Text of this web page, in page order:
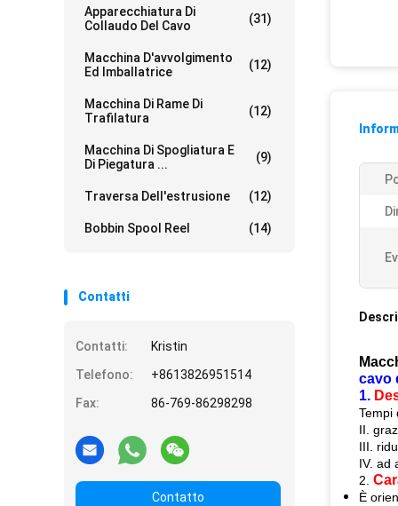
Apparecchiatura Di
Collaudo Del Cavo
(31)
Macchina D'avvolgimento
Ed Imballatrice
(12)
Macchina Di Rame Di
Trafilatura
(12)
Macchina Di Spogliatura E
Di Piegatura ...
(9)
Traversa Dell'estrusione (12)
Bobbin Spool Reel (14)
Contatti
Contatti:
Kristin
Telefono:
+8613826951514
Fax:
86-769-86298298
Contatto
cavo
1.
Tempi
II.
III.
IV. ad
2.
È